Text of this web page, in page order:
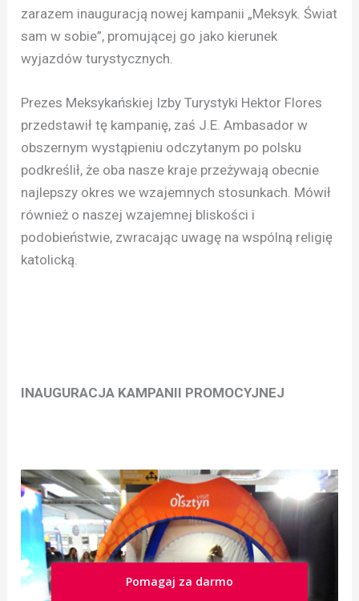
zarazem inauguracją nowej kampanii „Meksyk. Świat
sam w sobie”, promującej go jako kierunek
wyjazdów turystycznych.
Prezes Meksykańskiej Izby Turystyki Hektor Flores
przedstawił tę kampanię, zaś J.E. Ambasador w
obszernym wystąpieniu odczytanym po polsku
podkreślił, że oba nasze kraje przeżywają obecnie
najlepszy okres we wzajemnych stosunkach. Mówił
również o naszej wzajemnej bliskości i
podobieństwie, zwracając uwagę na wspólną religię
katolicką.
INAUGURACJA KAMPANII PROMOCYJNEJ
Pomagaj za darmo